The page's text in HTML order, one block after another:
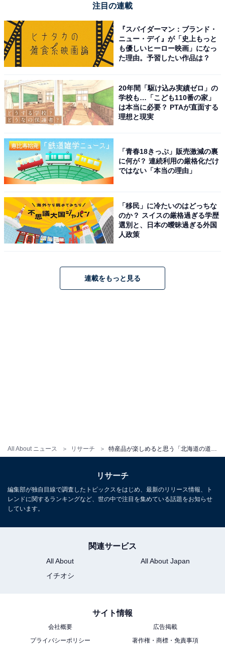
All About ニュース リサーチ
番目を引くものが、牡蠣です。新鮮な牡蠣の料理が
楽しめます」（60代女性／静岡県）
「『カキの街』として有名な厚岸のブランド牡蠣
を、一年中堪能できる点が最大の魅力です」（50代
男性／神奈川県）
「厚岸は海産物のイメージが強く、北海道らしい特
産品を味わうにはとても魅力があると思います。特
に牡蠣など土地の名物が思い浮かび、他の地域には
ない特色がはっきりしている点が良いです。道の駅
しっかり味わえそうだと感じます」（50代女性／東
京都）
※回答者からのコメントは原文ママです
※記事内容は執筆時点のものです。最新の内容をご確認
特産品が楽しめると思う「青森県の道の駅」ラ
ンキング！ 2位「浅虫温泉」を抑えた1位は？
【2026年調査】
注目の連載
『スパイダーマン：ブランド・
ニュー・デイ』が「史上もっと
も優しいヒーロー映画」になっ
た理由。予習したい作品は？
20年間「駆け込み実績ゼロ」の
学校も…「こども110番の家」
は本当に必要？ PTAが直面する
理想と現実
「青春18きっぷ」販売激減の裏
に何が？ 連続利用の厳格化だけ
ではない「本当の理由」
「移民」に冷たいのはどっちな
のか？ スイスの厳格過ぎる学歴
選別と、日本の曖昧過ぎる外国
人政策
連載をもっと見る
リサーチ
編集部が独自目線で調査したトピックスをはじめ、最新のリリース情報、ト
レンドに関するランキングなど、世の中で注目を集めている話題をお知らせ
しています。
関連サービス
All About
All About Japan
イチオシ
サイト情報
会社概要
広告掲載
プライバシーポリシー
著作権・商標・免責事項